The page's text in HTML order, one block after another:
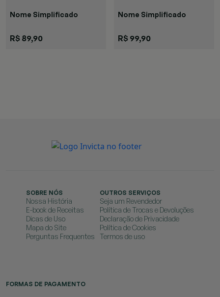
Nome Simplificado
Singulare M
R$ 89,90
Nome Simplificado
Singulare G
R$ 99,90
SOBRE NÓS
Nossa História
E-book de Receitas
Dicas de Uso
Mapa do Site
Perguntas Frequentes
OUTROS SERVIÇOS
Seja um Revendedor
Política de Trocas e Devoluções
Declaração de Privacidade
Política de Cookies
Termos de uso
FORMAS DE PAGAMENTO